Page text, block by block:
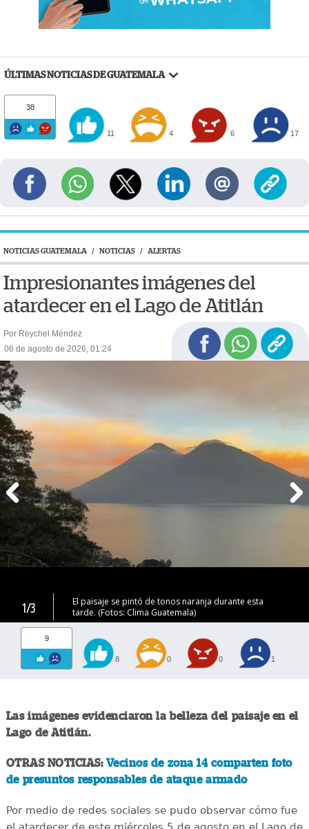
ÚLTIMAS NOTICIAS DE GUATEMALA
38
11 4 6 17
NOTICIAS GUATEMALA / NOTICIAS / ALERTAS
Impresionantes imágenes del
atardecer en el Lago de Atitlán
Por Reychel Méndez
06 de agosto de 2026, 01:24
1/3
El paisaje se pintó de tonos naranja durante esta
tarde. (Fotos: Clima Guatemala)
9
8 0 0 1
Las imágenes evidenciaron la belleza del paisaje en el
Lago de Atitlán.
OTRAS NOTICIAS: Vecinos de zona 14 comparten foto
de presuntos responsables de ataque armado
Por medio de redes sociales se pudo observar cómo fue